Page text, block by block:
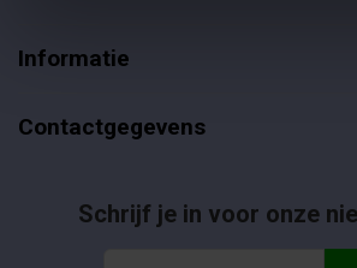
Informatie
Contactgegevens
Schrijf je in voor onze